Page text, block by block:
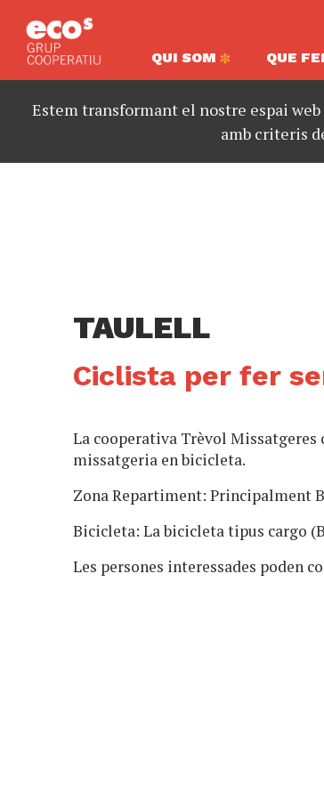
QUI SOM QUE
Estem transformant el nostre espai
amb criteris
TAULELL
Ciclista per fer
La cooperativa Trèvol Missatgeres
missatgeria en bicicleta.
Zona Repartiment: Principalment
Bicicleta: La bicicleta tipus cargo
Les persones interessades poden